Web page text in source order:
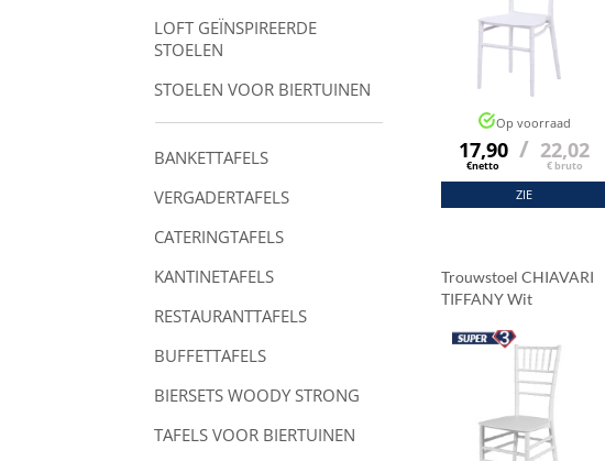
LOFT GEÏNSPIREERDE
STOELEN
STOELEN VOOR BIERTUINEN
BANKETTAFELS
VERGADERTAFELS
CATERINGTAFELS
KANTINETAFELS
RESTAURANTTAFELS
BUFFETTAFELS
BIERSETS WOODY STRONG
TAFELS VOOR BIERTUINEN
Op voorraad
17,90
€netto
/ 22,02
€ bruto
ZIE
Trouwstoel CHIAVARI
TIFFANY Wit